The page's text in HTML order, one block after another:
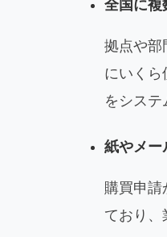
全国に複
拠点や部
にいくら
をシステ
紙やメー
購買申請
ており、